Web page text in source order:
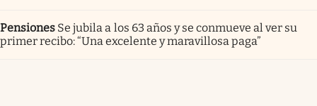
Pensiones Se jubila a los 63 años y se conmueve al ver su
primer recibo: “Una excelente y maravillosa paga”